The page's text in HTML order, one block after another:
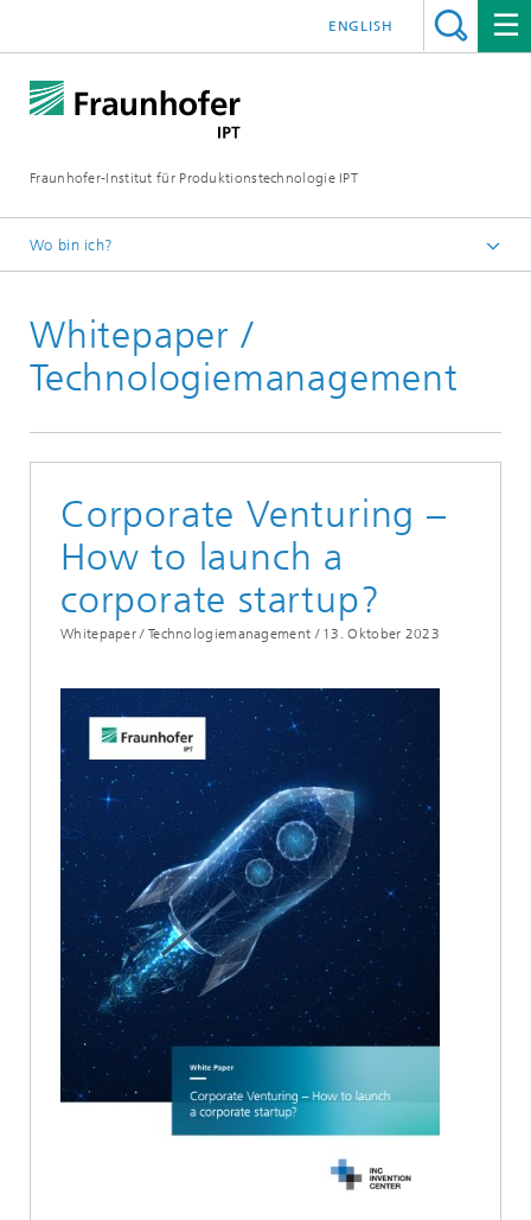
Fraunhofer-Institut für Produktionstechnologie IPT
ENGLISH
Wo bin ich?
Publikationen
Whitepaper, Trendreporte und Studien
Whitepaper /
Technologiemanagement
Corporate Venturing –
How to launch a
corporate startup?
Whitepaper / Technologiemanagement / 13. Oktober 2023